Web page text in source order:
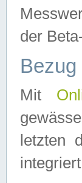
der
Mit
letzten